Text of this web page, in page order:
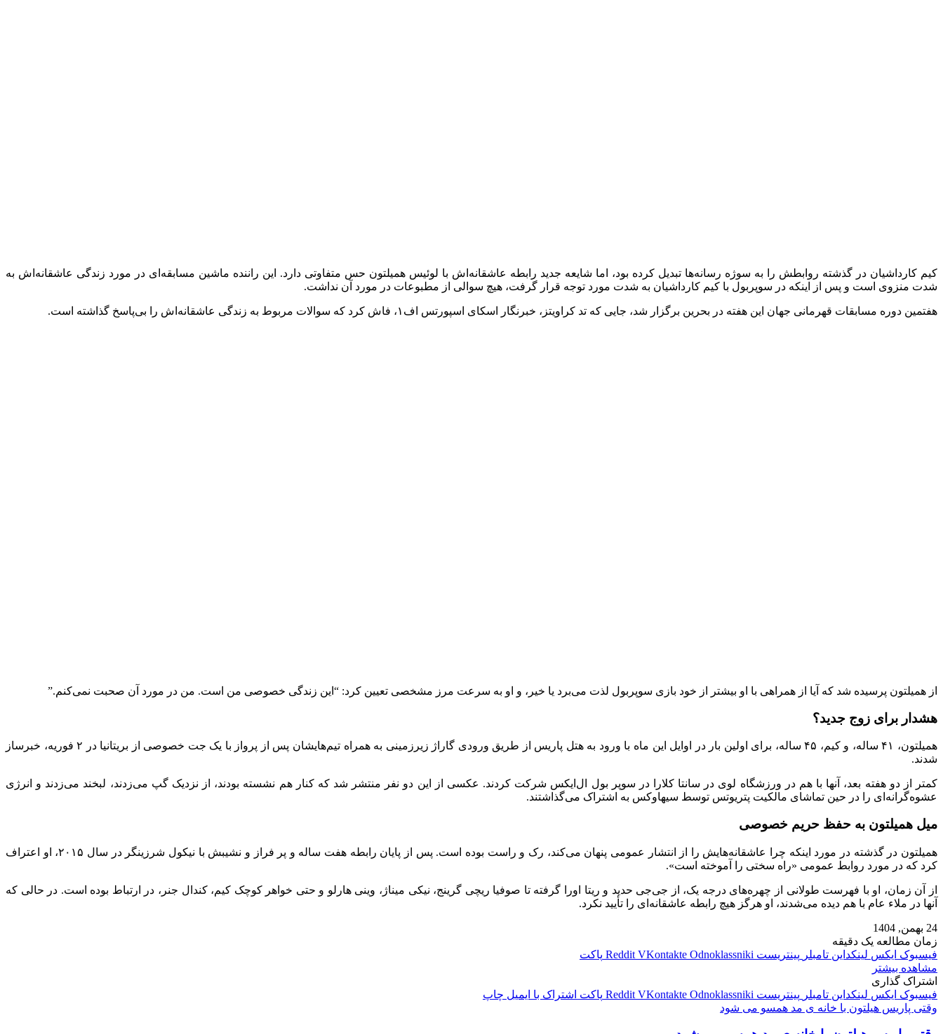
کیم کارداشیان در گذشته روابطش را به سوژه رسانه‌ها تبدیل کرده بود، اما شایعه جدید رابطه عاشقانه‌اش با لوئیس همیلتون حس متفاوتی دارد. این راننده ماشین مسابقه‌ای در مورد زندگی عاشقانه‌اش به
شدت منزوی است و پس از اینکه در سوپربول با کیم کارداشیان به شدت مورد توجه قرار گرفت، هیچ سوالی از مطبوعات در مورد آن نداشت.
هفتمین دوره مسابقات قهرمانی جهان این هفته در بحرین برگزار شد، جایی که تد کراویتز، خبرنگار اسکای اسپورتس اف۱، فاش کرد که سوالات مربوط به زندگی عاشقانه‌اش را بی‌پاسخ گذاشته است.
از همیلتون پرسیده شد که آیا از همراهی با او بیشتر از خود بازی سوپربول لذت می‌برد یا خیر، و او به سرعت مرز مشخصی تعیین کرد: “این زندگی خصوصی من است. من در مورد آن صحبت نمی‌کنم.”
هشدار برای زوج جدید؟
همیلتون، ۴۱ ساله، و کیم، ۴۵ ساله، برای اولین بار در اوایل این ماه با ورود به هتل پاریس از طریق ورودی گاراژ زیرزمینی به همراه تیم‌هایشان پس از پرواز با یک جت خصوصی از بریتانیا در ۲ فوریه، خبرساز
شدند.
کمتر از دو هفته بعد، آنها با هم در ورزشگاه لوی در سانتا کلارا در سوپر بول ال‌ایکس شرکت کردند. عکسی از این دو نفر منتشر شد که کنار هم نشسته بودند، از نزدیک گپ می‌زدند، لبخند می‌زدند و انرژی
عشوه‌گرانه‌ای را در حین تماشای مالکیت پتریوتس توسط سیهاوکس به اشتراک می‌گذاشتند.
میل همیلتون به حفظ حریم خصوصی
همیلتون در گذشته در مورد اینکه چرا عاشقانه‌هایش را از انتشار عمومی پنهان می‌کند، رک و راست بوده است. پس از پایان رابطه هفت ساله و پر فراز و نشیبش با نیکول شرزینگر در سال ۲۰۱۵، او اعتراف
کرد که در مورد روابط عمومی «راه سختی را آموخته است».
از آن زمان، او با فهرست طولانی از چهره‌های درجه یک، از جی‌جی حدید و ریتا اورا گرفته تا صوفیا ریچی گرینج، نیکی میناژ، وینی هارلو و حتی خواهر کوچک کیم، کندال جنر، در ارتباط بوده است. در حالی که
آنها در ملاء عام با هم دیده می‌شدند، او هرگز هیچ رابطه عاشقانه‌ای را تأیید نکرد.
24 بهمن, 1404
زمان مطالعه یک دقیقه
فیسبوک ایکس لینکداین تامبلر پینتریست Reddit VKontakte Odnoklassniki
پاکت
مشاهده بیشتر
اشتراک گذاری
فیسبوک ایکس لینکداین تامبلر پینتریست Reddit VKontakte Odnoklassniki پاکت اشتراک با ایمیل چاپ
وقتی پاریس هیلتون با خانه‌ ی مد همسو می شود